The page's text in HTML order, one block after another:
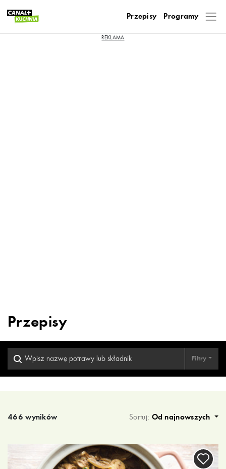
Przepisy Programy
Przepisy
Filtry
466 wyników Sortuj: Od najnowszych
Wyniki wyszukiwania